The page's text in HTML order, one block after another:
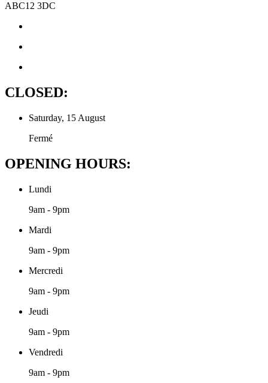
ABC12 3DC
CLOSED:
Saturday, 15 August
Fermé
OPENING HOURS:
Lundi
9am - 9pm
Mardi
9am - 9pm
Mercredi
9am - 9pm
Jeudi
9am - 9pm
Vendredi
9am - 9pm